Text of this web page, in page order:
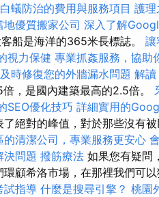
蟻防治的費用與服務項目 護理
優質搬家公司 深入了解
船是海洋的365米長標誌。 讓
視力保健 專業抓姦服務，協助
時修復您的外牆漏水問題 解讀
，是國內建築最高的2.5倍。
SEO優化技巧 詳細實用的
絕對的峰值，對於那些沒有被
的清潔公司，專業服務更安心
決問題 撥筋療法 如果您有疑問
顧希洛市場，在那裡我們可
試指導 什麼是搜尋引擎？ 桃園